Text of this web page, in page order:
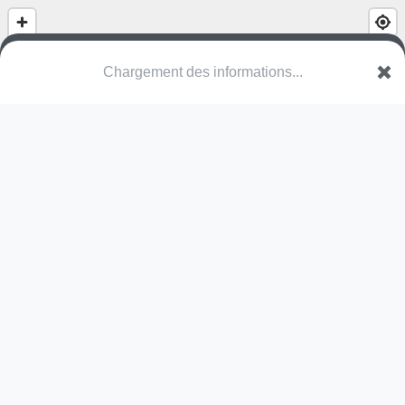
Chargement des informations...